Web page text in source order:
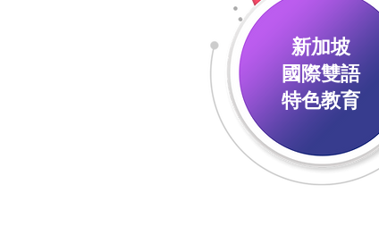
新加坡
國際雙語
​特色教育